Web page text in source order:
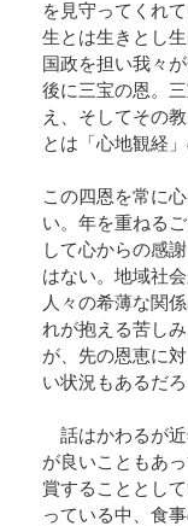
僧侶になるには
天台の主張
比叡山宗教サミッ
災害時における天
檀信徒のお勤めの
葬儀と供養につい
Q&A
法話集
天台青少年比叡山
天台宗務庁
一隅を照らす運動
天台宗典編纂所
関連機関
サイトマップ
を見守ってくれ
生とは生きとし
国政を担い我々
後に三宝の恩。
え、そしてその
とは「心地観経
この四恩を常に
い。年を重ねる
して心からの感
はない。地域社
人々の希薄な関
れが抱える苦し
が、先の恩恵に
い状況もあるだろ
話はかわるが近
が良いこともあ
賞することとし
っている中、食